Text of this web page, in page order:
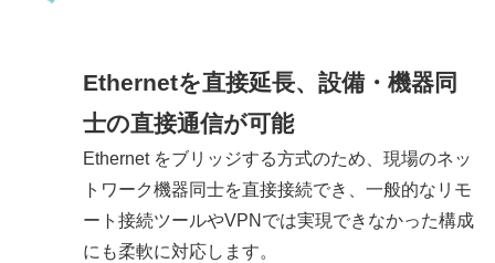
Ethernetを直接延長、設備・機器同
士の直接通信が可能
Ethernet をブリッジする方式のため、現場のネッ
トワーク機器同士を直接接続でき、一般的なリモ
ート接続ツールやVPNでは実現できなかった構成
にも柔軟に対応します。